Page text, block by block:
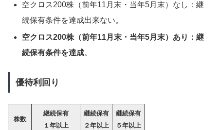
空クロス200株（前年11月末・当年5月末）なし：継
続保有条件を達成出来ない。
空クロス200株（前年11月末・当年5月末）あり：継
続保有条件を達成。
優待利回り
株数
継続保有
１年以上
継続保有
２年以上
継続保有
５年以上